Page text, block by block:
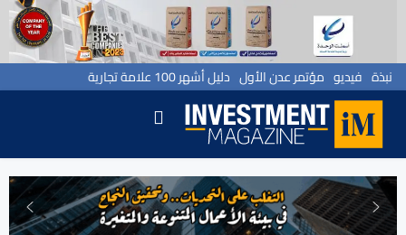
نبذة فيديو مؤتمر عدن الأول دليل أشهر 100 علامة تجارية